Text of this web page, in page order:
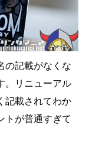
の記載がなくな
。リニューアル
記載されてわか
トが普通すぎて